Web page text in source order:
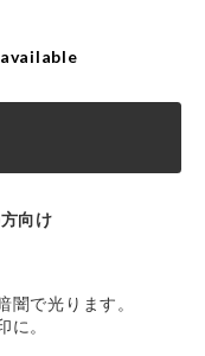
向け
で光ります。
。